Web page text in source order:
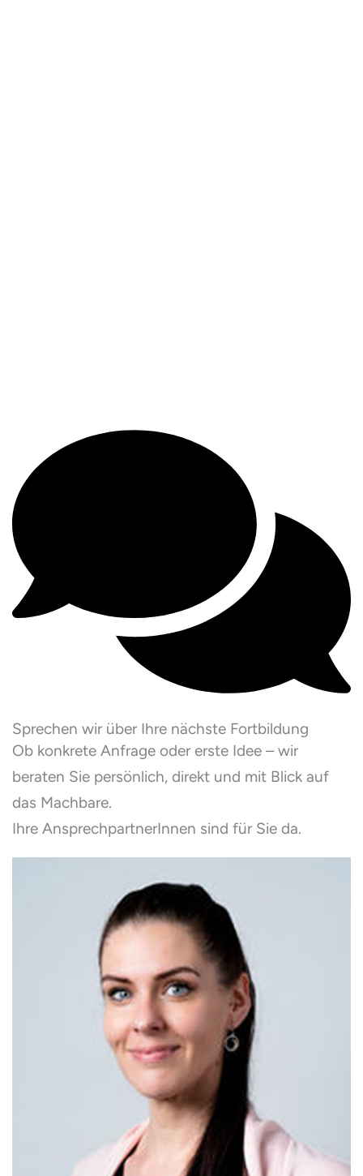
Sprechen wir über Ihre nächste Fortbildung
Ob konkrete Anfrage oder erste Idee – wir
beraten Sie persönlich, direkt und mit Blick auf
das Machbare.
Ihre AnsprechpartnerInnen sind für Sie da.